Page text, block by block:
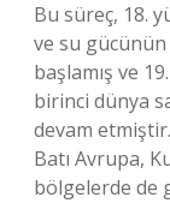
Bu süreç, 18.
ve su gücünün
başlamış ve
birinci dünya
devam
Batı Avrupa,
bölgelerde de